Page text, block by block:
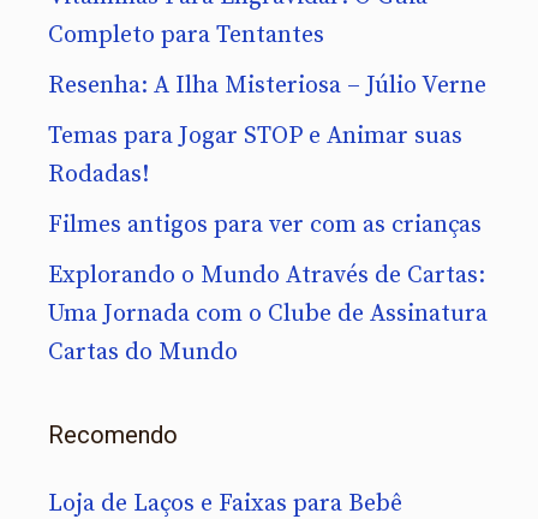
Completo para Tentantes
Resenha: A Ilha Misteriosa – Júlio Verne
Temas para Jogar STOP e Animar suas
Rodadas!
Filmes antigos para ver com as crianças
Explorando o Mundo Através de Cartas:
Uma Jornada com o Clube de Assinatura
Cartas do Mundo
Recomendo
Loja de Laços e Faixas para Bebê